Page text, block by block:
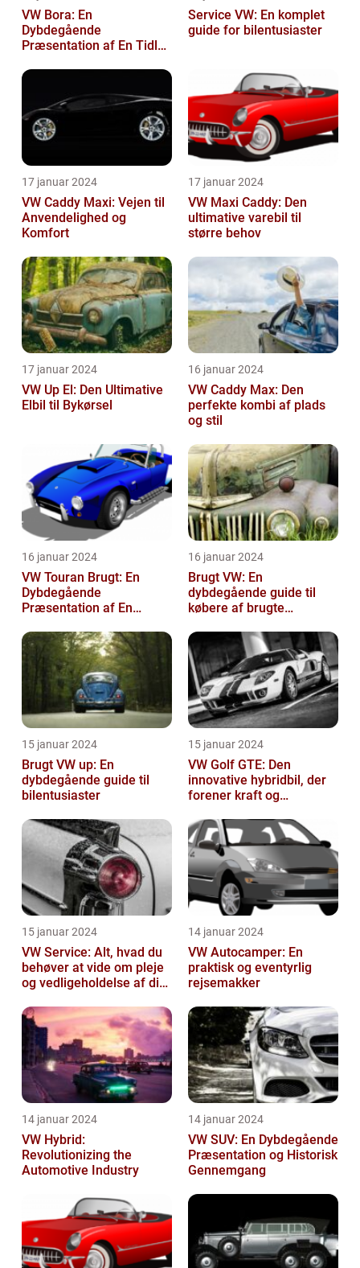
VW Bora: En
Dybdegående
Præsentation af En Tidløs
Service VW: En komplet
guide for bilentusiaster
17 januar 2024
VW Caddy Maxi: Vejen til
Anvendelighed og
Komfort
17 januar 2024
VW Maxi Caddy: Den
ultimative varebil til
større behov
17 januar 2024
VW Up El: Den Ultimative
Elbil til Bykørsel
16 januar 2024
VW Caddy Max: Den
perfekte kombi af plads
og stil
16 januar 2024
VW Touran Brugt: En
Dybdegående
Præsentation af En
16 januar 2024
Brugt VW: En
dybdegående guide til
købere af brugte
15 januar 2024
Brugt VW up: En
dybdegående guide til
bilentusiaster
15 januar 2024
VW Golf GTE: Den
innovative hybridbil, der
forener kraft og
15 januar 2024
VW Service: Alt, hvad du
behøver at vide om pleje
og vedligeholdelse af din
14 januar 2024
VW Autocamper: En
praktisk og eventyrlig
rejsemakker
14 januar 2024
VW Hybrid:
Revolutionizing the
Automotive Industry
14 januar 2024
VW SUV: En Dybdegående
Præsentation og Historisk
Gennemgang